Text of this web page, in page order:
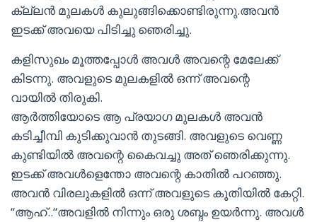
ക്ല്ലൻ മുലകൾ കുലുങ്ങിക്കൊണ്ടിരുന്നു.അവൻ
ഇടക്ക് അവയെ പിടിച്ചു ഞെരിച്ചു.
കളിസുഖം മൂത്തപ്പോൾ അവൾ അവന്റെ മേലേക്ക്
കിടന്നു. അവളുടെ മുലകളിൽ ഒന്ന് അവന്റെ
വായിൽ തിരുകി.
ആർത്തിയോടെ ആ പ്രയാഗ മുലകൾ അവൻ
കടിച്ചീമ്പി കുടിക്കുവാൻ തുടങ്ങി. അവളുടെ വെണ്ണ
കുണ്ടിയിൽ അവന്റെ കൈവച്ചു അത് ഞെരിക്കുന്നു.
ഇടക്ക് അവൾളെന്തോ അവന്റെ കാതിൽ പറഞ്ഞു.
അവൻ വിരലുകളിൽ ഒന്ന് അവളുടെ കൂതിയിൽ കേറ്റി.
“ആഹ്..“അവളിൽ നിന്നും ഒരു ശബ്ദം ഉയർന്നു. അവൾ